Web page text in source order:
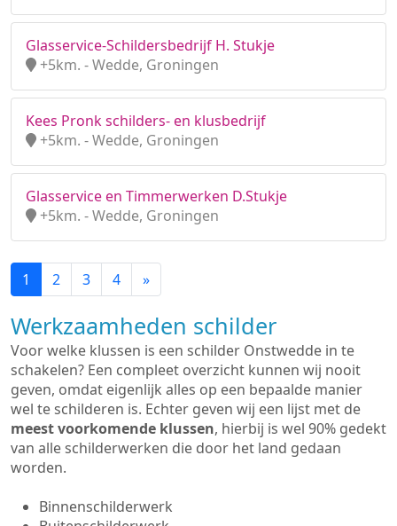
Glasservice-Schildersbedrijf H. Stukje
+5km. - Wedde, Groningen
Kees Pronk schilders- en klusbedrijf
+5km. - Wedde, Groningen
Glasservice en Timmerwerken D.Stukje
+5km. - Wedde, Groningen
1 2 3 4 »
Werkzaamheden schilder
Voor welke klussen is een schilder Onstwedde in te
schakelen? Een compleet overzicht kunnen wij nooit
geven, omdat eigenlijk alles op een bepaalde manier
wel te schilderen is. Echter geven wij een lijst met de
meest voorkomende klussen, hierbij is wel 90% gedekt
van alle schilderwerken die door het land gedaan
worden.
Binnenschilderwerk